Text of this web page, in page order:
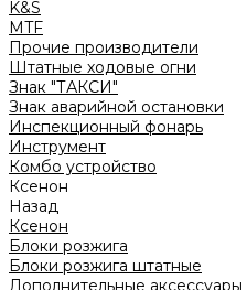
K&S
MTF
Прочие производители
Штатные ходовые огни
Знак "ТАКСИ"
Знак аварийной остановки
Инспекционный фонарь
Инструмент
Комбо устройство
Ксенон
Назад
Ксенон
Блоки розжига
Блоки розжига штатные
Дополнительные аксессуары